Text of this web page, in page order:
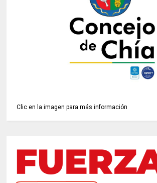
Clic en la imagen para más información